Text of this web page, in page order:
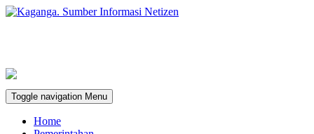
Toggle navigation Menu
Home